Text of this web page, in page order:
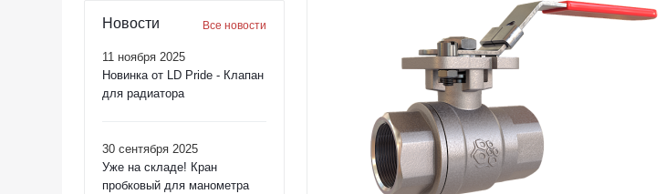
Новости Все новости
11 ноября 2025
Новинка от LD Pride - Клапан
для радиатора
30 сентября 2025
Уже на складе! Кран
пробковый для манометра